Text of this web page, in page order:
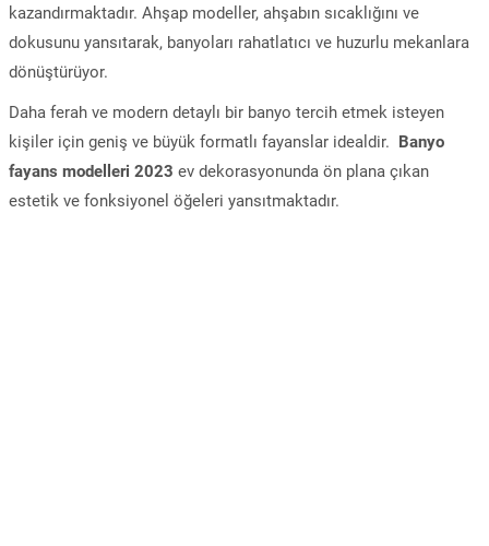
kazandırmaktadır. Ahşap modeller, ahşabın sıcaklığını ve
dokusunu yansıtarak, banyoları rahatlatıcı ve huzurlu mekanlara
dönüştürüyor.
Daha ferah ve modern detaylı bir banyo tercih etmek isteyen
kişiler için geniş ve büyük formatlı fayanslar idealdir. Banyo
fayans modelleri 2023 ev dekorasyonunda ön plana çıkan
estetik ve fonksiyonel öğeleri yansıtmaktadır.